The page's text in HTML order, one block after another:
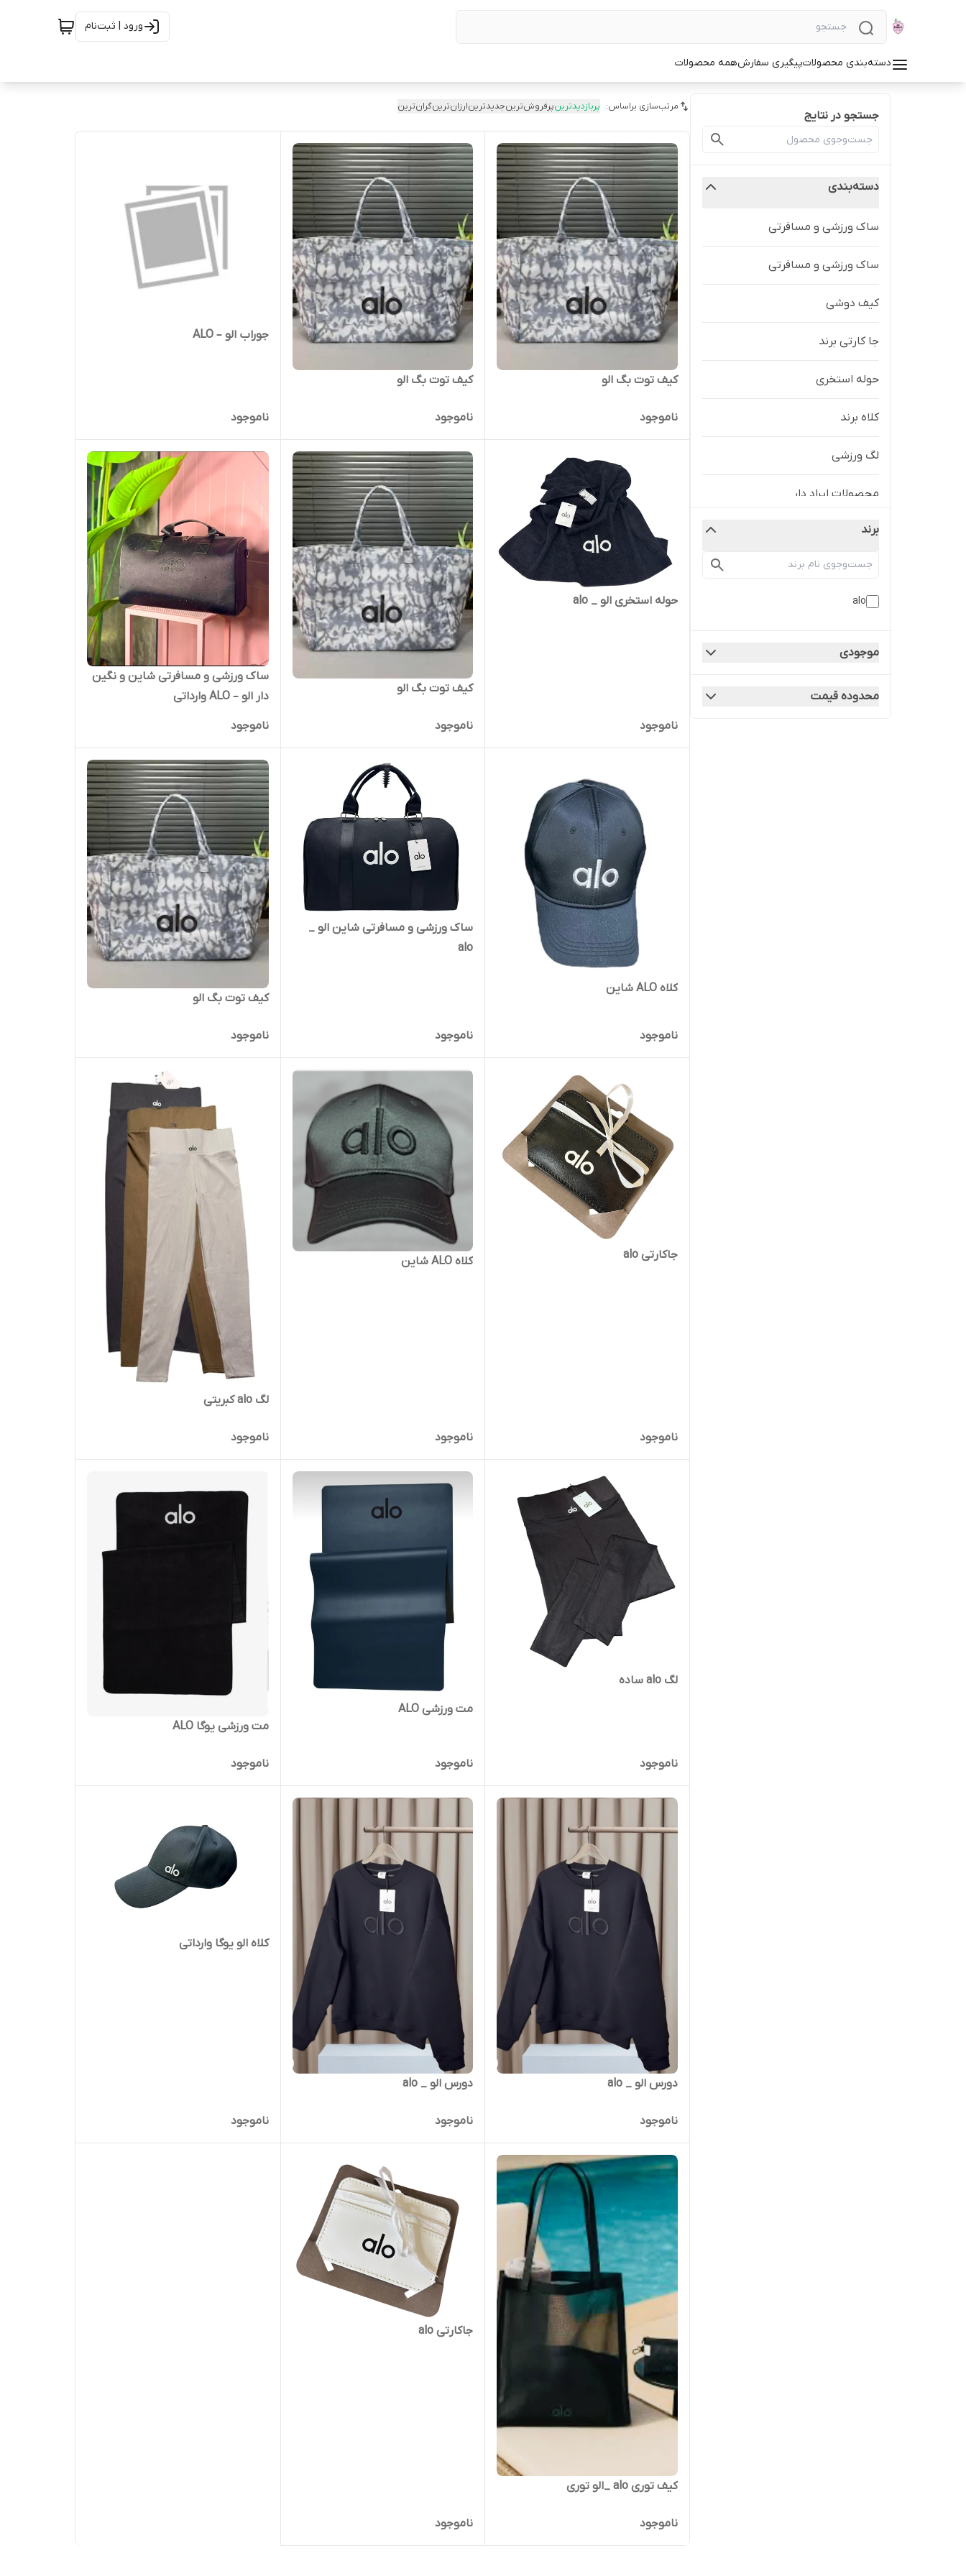
ورود | ثبت‌نام
دسته‌بندی محصولاتپیگیری سفارشهمه محصولات
جستجو در نتایج
دسته‌بندی
ساک ورزشی و مسافرتی
ساک ورزشی و مسافرتی
کیف دوشی
جا کارتی برند
حوله استخری
کلاه برند
لگ ورزشی
محصولات ایراد دار
اکسسوری ها
پوشاک
برند
alo
موجودی
محدوده قیمت
مرتب‌سازی براساس: پربازدیدترینپرفروش‌ترینجدیدترینارزان‌ترینگران‌ترین
کیف توت بگ الو
ناموجود
کیف توت بگ الو
ناموجود
جوراب الو – ALO
ناموجود
حوله استخری الو _ alo
ناموجود
کیف توت بگ الو
ناموجود
ساک ورزشی و مسافرتی شاین و نگین
دار الو – ALO وارداتی
ناموجود
کلاه ALO شاین
ناموجود
ساک ورزشی و مسافرتی شاین الو _
alo
ناموجود
کیف توت بگ الو
ناموجود
جاکارتی alo
ناموجود
کلاه ALO شاین
ناموجود
لگ alo کبریتی
ناموجود
لگ alo ساده
ناموجود
مت ورزشی ALO
ناموجود
مت ورزشی یوگا ALO
ناموجود
دورس الو _ alo
ناموجود
دورس الو _ alo
ناموجود
کلاه الو یوگا وارداتی
ناموجود
کیف توری alo _الو توری
ناموجود
جاکارتی alo
ناموجود